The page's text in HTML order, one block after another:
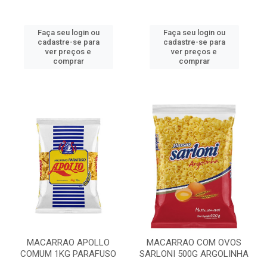
Faça seu login ou
cadastre-se para
ver preços e
comprar
Faça seu login ou
cadastre-se para
ver preços e
comprar
MACARRAO APOLLO
COMUM 1KG PARAFUSO
MACARRAO COM OVOS
SARLONI 500G ARGOLINHA